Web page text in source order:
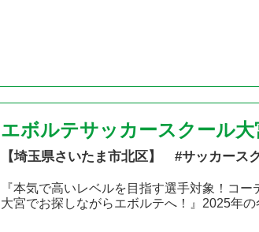
エボルテサッカースクール
【埼玉県さいたま市北区】 #サッカース
『本気で高いレベルを目指す選手対象！コ
大宮でお探しながらエボルテへ！』2025年の